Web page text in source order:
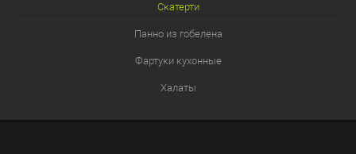
Скатерти
Панно из гобелена
Фартуки кухонные
Халаты